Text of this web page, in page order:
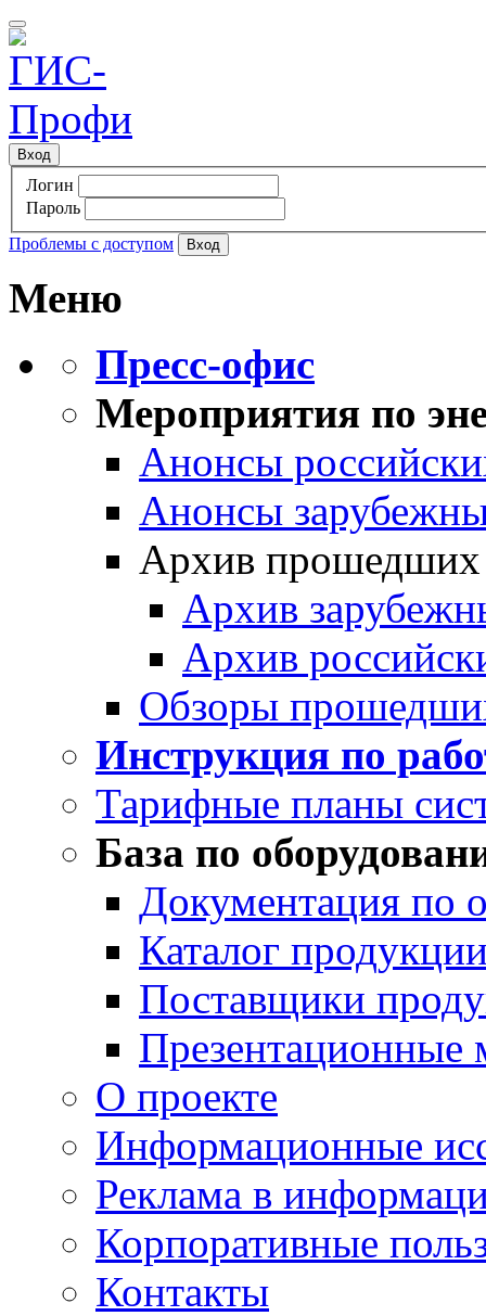
Вход
Логин
Пароль
Проблемы с доступом
Меню
Пресс-офис
Мероприятия по
Анонсы
Анонсы
Архив прошедших
Архив
Архив
Обзоры
Инструкция по
Тарифные планы
База по
Документация по
Каталог
Поставщики
Презентационные
О проекте
Информационные
Реклама в
Корпоративные
Контакты